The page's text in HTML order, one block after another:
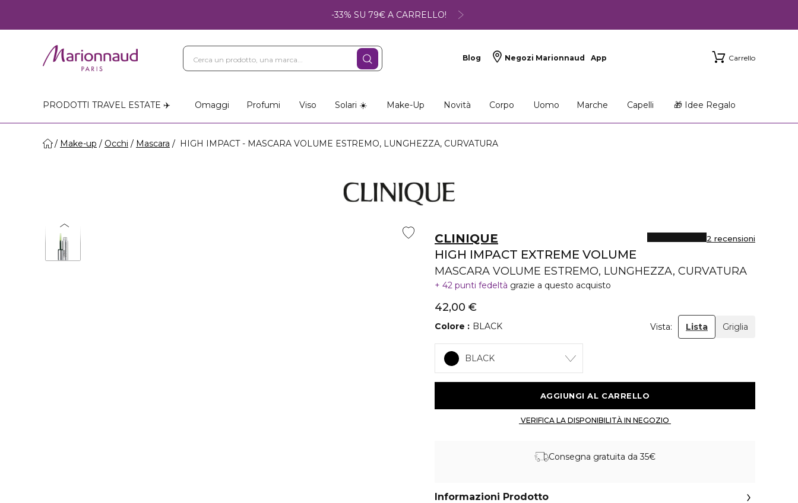
-33% SU 79€ A CARRELLO!
Blog Negozi Marionnaud App Carrello
PRODOTTI TRAVEL ESTATE ✈️
Omaggi Profumi Viso Solari ☀️ Make-Up Novità Corpo Uomo Marche Capelli 🎁 Idee Regalo
Make-up Occhi Mascara HIGH IMPACT - MASCARA VOLUME ESTREMO, LUNGHEZZA, CURVATURA
CLINIQUE
HIGH IMPACT EXTREME VOLUME
MASCARA VOLUME ESTREMO, LUNGHEZZA, CURVATURA
2 recensioni
42 punti fedeltà grazie a questo acquisto
42,00 €
Colore BLACK Vista: Lista Griglia
BLACK
Consegna gratuita da 35€
Informazioni Prodotto